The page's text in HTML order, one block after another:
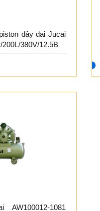
dây đai Jucai
380V/12.5B
1081